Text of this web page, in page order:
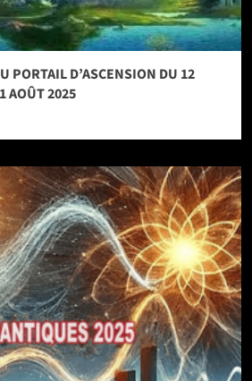
PORTAIL D’ASCENSION DU 12
AOÛT 2025